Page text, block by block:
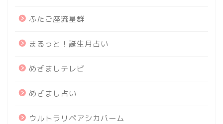
ふたご座流星群
まるっと！誕生月占い
めざましテレビ
めざまし占い
ウルトラリペアシカバーム